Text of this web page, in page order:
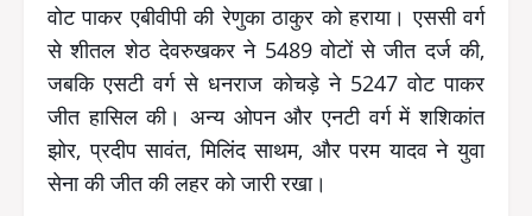
वोट पाकर एबीवीपी की रेणुका ठाकुर को हराया। एससी वर्ग
से शीतल शेठ देवरुखकर ने 5489 वोटों से जीत दर्ज की,
जबकि एसटी वर्ग से धनराज कोचड़े ने 5247 वोट पाकर
जीत हासिल की। अन्य ओपन और एनटी वर्ग में शशिकांत
झोर, प्रदीप सावंत, मिलिंद साथम, और परम यादव ने युवा
सेना की जीत की लहर को जारी रखा।